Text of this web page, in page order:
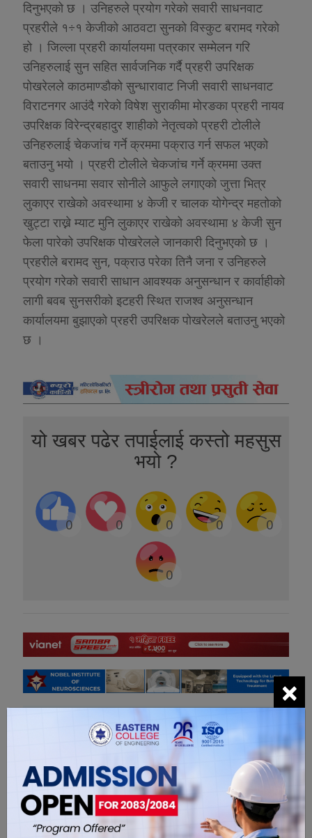
दिनुभएको छ । उनिहरुले प्रयोग गरेको सवारी साधनवाट
प्रहरीले १÷१ केजीको आठवटा सुनको विस्कुट बरामद गरेको
हो । जिल्ला प्रहरी कार्यालयमा पत्रकार सम्मेलन गरि
उनिहरुलाई सुन सहित सार्वजनिक गर्दै प्रहरी उपरिक्षक
पोखरेलले काठमाण्डौको सुन्धारावाट निजी सवारी साधनवाट
विराटनगर आउंदै गरेको विषेश सुराकीमा मोरङका प्रहरी नायव
उपरिक्षक विरेन्द्रबहादुर शाहीको नेतृत्वको प्रहरी टोलीले
उनिहरुलाई चेकजांच गर्ने क्रममा पक्राउ गर्न सफल भएको
बताउनु भयो । प्रहरी टोलीले चेकजांच गर्ने क्रममा उक्त
सवारी साधनमा सवार सोनीले आफुले लगाएको जुत्ता भित्र
लुकाएर राखेको अवस्थामा ४ केजी र चालक योगेन्द्र महतोको
खुट्टा राख्ने म्याट मुनि लुकाएर राखेको अवस्थामा ४ केजी सुन
फेला पारेको उपरिक्षक पोखरेलले जानकारी दिनुभएको छ ।
प्रहरीले बरामद सुन, पक्राउ परेका तिनै जना र उनिहरुले
प्रयोग गरेको सवारी साधान आवश्यक अनुसन्धान र कार्वाहीको
लागी बवब सुनसरीको इटहरी स्थित राजश्व अनुसन्धान
कार्यालयमा बुझाएको प्रहरी उपरिक्षक पोखरेलले बताउनु भएको
छ ।
यो खबर पढेर तपाईलाई कस्तो महसुस
भयो ?
0 0 0 0 0
0
सम्बंधित खबरहरु
×